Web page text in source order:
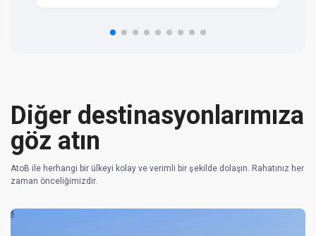
Diğer destinasyonlarımıza
göz atın
AtoB ile herhangi bir ülkeyi kolay ve verimli bir şekilde dolaşın. Rahatınız her
zaman önceliğimizdir.